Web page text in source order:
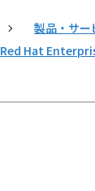
製品・サー
Red Hat